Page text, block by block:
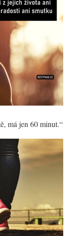
má jen 60 minut.“